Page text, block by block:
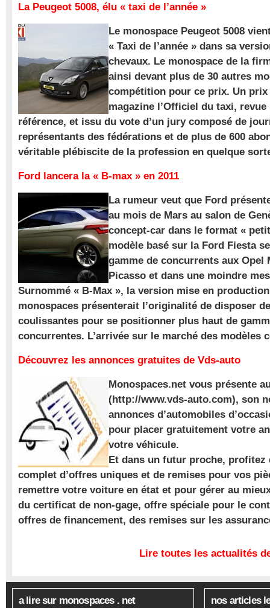
La Peugeot 5008, élu « taxi de l’année »
Le monospace Peugeot 5008
« Taxi de l’année » dans sa
chevaux. Le monospace de la
ainsi devant plus de 30 autres
compétition pour ce prix. Un
magazine l’Officiel du taxi,
référence, et issu du vote d’un jury composé de
représentants des fédérations et de plus de 600
véritable plébiscite de la profession en quelque
Ford lancera la « B-max » en 2011
La rumeur veut que Ford
au mois de Mars au salon de
concept-car dans le format «
modèle basé sur la Ford Fiesta
gamme de concurrents aux Opel
Picasso et dans une moindre
Surnommé « B-Max », la version mise en
monospaces présenterait l’originalité de disposer
coulissantes pour se positionner plus haut de
concurrentes. L’arrivée sur le marché des modèles
Découvrez les annonces gratuites de Vds-auto
Monospaces.net vous présente
(http://www.vds-auto.com), son
annonces d’automobiles
pour placer gratuitement votre
votre véhicule.
Et dans un futur proche, profitez
complet d’offres uniques et de remises pour vos
remettre votre voiture en état et pour gérer au
du certificat de non-gage, offre spéciale pour le
offres de financement, des remises sur les
Lire toutes les actualités
a lire sur monospaces . net nos articles